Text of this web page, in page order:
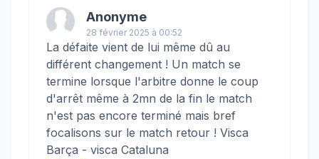
Anonyme
28 février 2025 à 00:52
La défaite vient de lui même dû au
différent changement ! Un match se
termine lorsque l'arbitre donne le coup
d'arrêt même à 2mn de la fin le match
n'est pas encore terminé mais bref
focalisons sur le match retour ! Visca
Barça - visca Cataluna